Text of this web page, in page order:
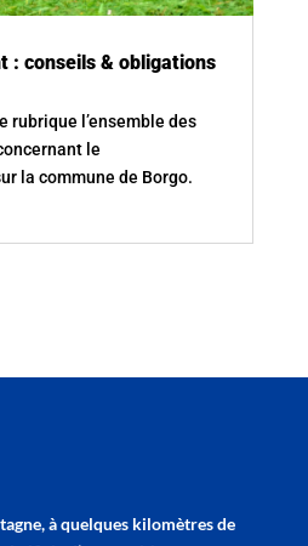
: conseils & obligations
rubrique l’ensemble des
le
la commune de Borgo.
à quelques kilomètres de